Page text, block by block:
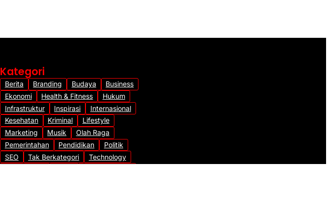
Kategori
Berita Branding Budaya
Business
Ekonomi
Health & Fitness
Hukum
Infrastruktur
Inspirasi
Internasional
Kesehatan
Kriminal
Lifestyle
Marketing
Musik
Olah Raga
Pemerintahan
Pendidikan
Politik
SEO
Tak Berkategori
Technology